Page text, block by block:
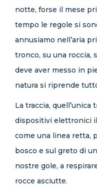
notte, forse il mese
tempo le regole si
annusiamo nell’aria
tronco, su una roccia,
deve aver messo in
natura si riprende
La traccia, quell’unica
dispositivi elettronici
come una linea retta,
bosco e sul greto di
nostre gole, a
rocce asciutte.